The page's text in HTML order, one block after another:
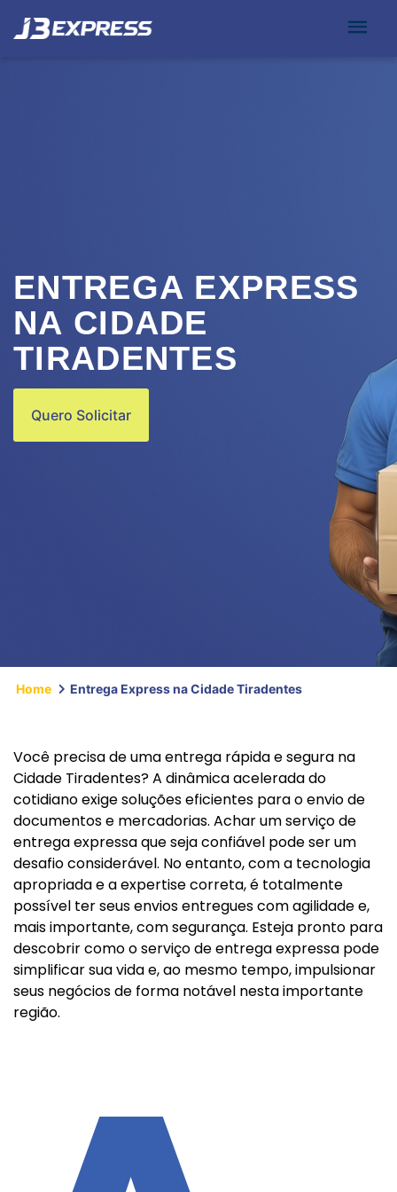
ENTREGA EXPRESS
NA CIDADE
TIRADENTES
Quero Solicitar
Home Entrega Express na Cidade Tiradentes
Você precisa de uma entrega rápida e segura na
Cidade Tiradentes? A dinâmica acelerada do
cotidiano exige soluções eficientes para o envio de
documentos e mercadorias. Achar um serviço de
entrega expressa que seja confiável pode ser um
desafio considerável. No entanto, com a tecnologia
apropriada e a expertise correta, é totalmente
possível ter seus envios entregues com agilidade e,
mais importante, com segurança. Esteja pronto para
descobrir como o serviço de entrega expressa pode
simplificar sua vida e, ao mesmo tempo, impulsionar
seus negócios de forma notável nesta importante
região.